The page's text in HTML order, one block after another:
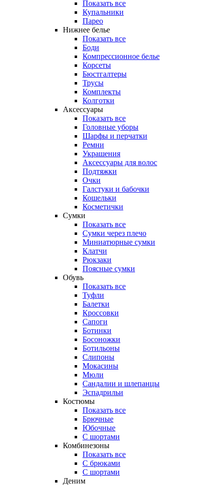
Показать все
Купальники
Парео
Нижнее белье
Показать все
Боди
Компрессионное белье
Корсеты
Бюстгалтеры
Трусы
Комплекты
Колготки
Аксессуары
Показать все
Головные уборы
Шарфы и перчатки
Ремни
Украшения
Аксессуары для волос
Подтяжки
Очки
Галстуки и бабочки
Кошельки
Косметички
Сумки
Показать все
Сумки через плечо
Миниатюрные cумки
Клатчи
Рюкзаки
Поясные сумки
Обувь
Показать все
Туфли
Балетки
Кроссовки
Сапоги
Ботинки
Босоножки
Ботильоны
Слипоны
Мокасины
Мюли
Сандалии и шлепанцы
Эспадрильи
Костюмы
Показать все
Брючные
Юбочные
С шортами
Комбинезоны
Показать все
С брюками
С шортами
Деним